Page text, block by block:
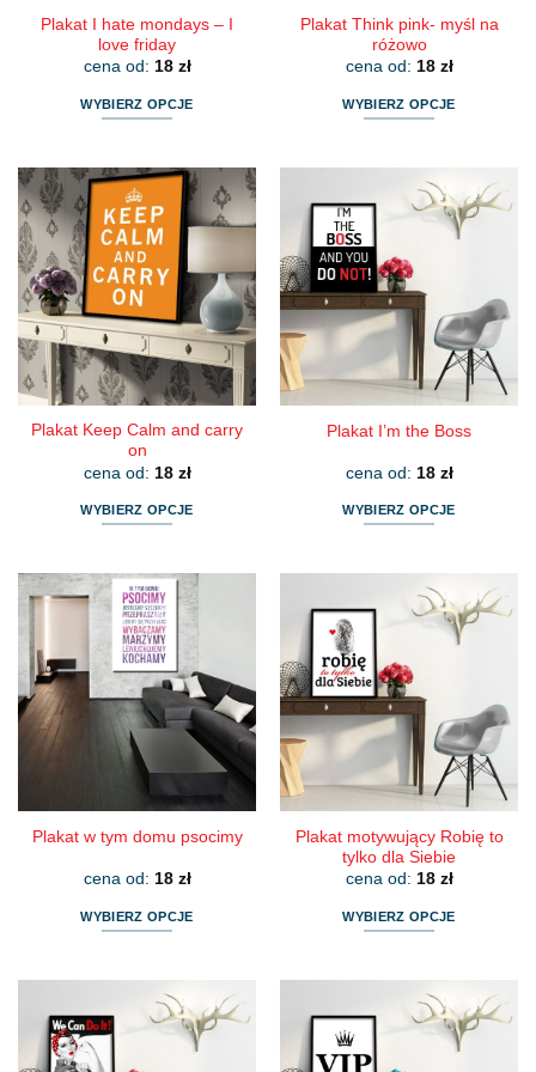
Plakat I hate mondays – I
love friday
cena od: 18 zł
WYBIERZ OPCJE
ma
wiele
wariantów.
Opcje
można
wybrać
na
stronie
produktu
Plakat Think pink- myśl na
różowo
cena od: 18 zł
WYBIERZ OPCJE
wiele
wariantów.
Opcje
można
wybrać
na
stronie
produktu
Plakat Keep Calm and carry
on
cena od: 18 zł
WYBIERZ OPCJE
ma
wiele
wariantów.
Opcje
można
wybrać
na
stronie
Plakat I’m the Boss
cena od: 18 zł
WYBIERZ OPCJE
wiele
wariantów.
Opcje
można
wybrać
na
stronie
produktu
Plakat w tym domu psocimy
cena od: 18 zł
WYBIERZ OPCJE
wiele
wariantów.
Plakat motywujący Robię to
tylko dla Siebie
cena od: 18 zł
WYBIERZ OPCJE
wiele
wariantów.